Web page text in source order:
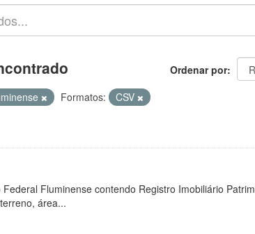
Ordenar por
Formatos:
CSV
Fluminense contendo Registro Imobiliário
área...